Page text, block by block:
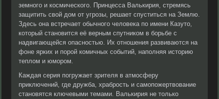
земного и космического. Принцесса Валькирия, стремясь
защитить свой дом от угрозы, решает спуститься на Землю.
Здесь она встречает обычного человека по имени Казуто,
который становится её верным спутником в борьбе с
надвигающейся опасностью. Их отношения развиваются на
фоне ярких и порой комичных событий, наполняя историю
теплом и юмором.
Каждая серия погружает зрителя в атмосферу
приключений, где дружба, храбрость и самопожертвование
становятся ключевыми темами. Валькирия не только